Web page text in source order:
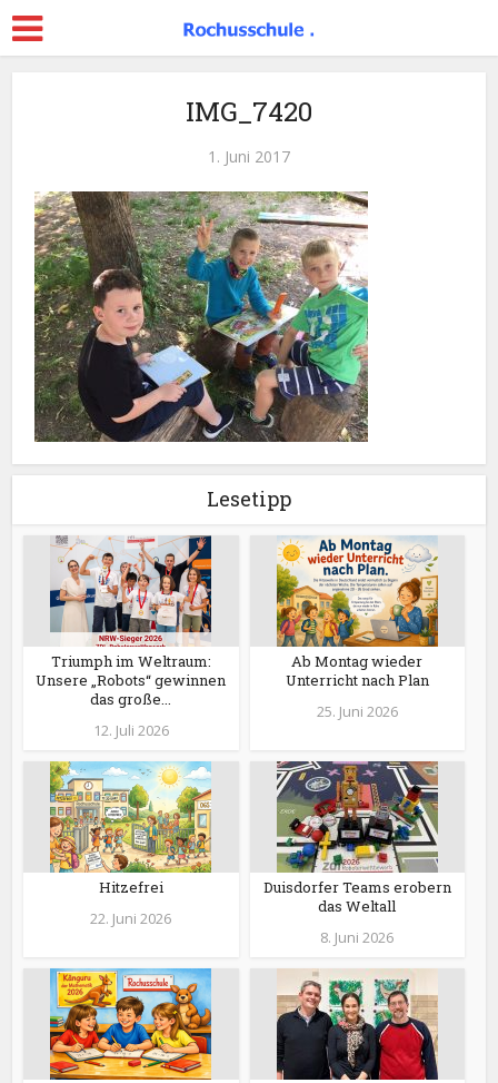
IMG_7420
1. Juni 2017
Lesetipp
Triumph im Weltraum:
Unsere „Robots“ gewinnen
das große...
12. Juli 2026
Ab Montag wieder
Unterricht nach Plan
25. Juni 2026
Hitzefrei
22. Juni 2026
Duisdorfer Teams erobern
das Weltall
8. Juni 2026